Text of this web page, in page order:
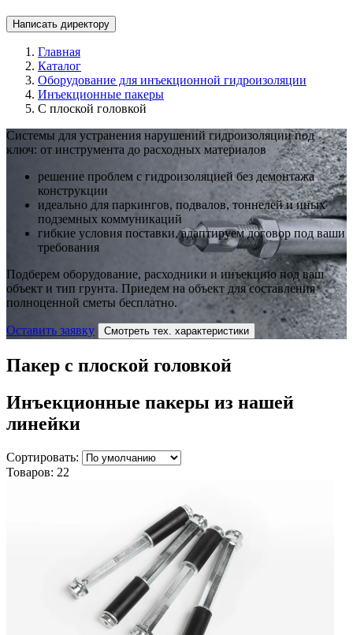
Написать директору
Главная
Каталог
Оборудование для инъекционной гидроизоляции
Инъекционные пакеры
С плоской головкой
Системы для устранения нарушений гидроизоляции под
ключ: от инструмента до расходных материалов
решение проблем с гидроизоляцией без демонтажа
конструкции
идеально для паркингов, подвалов, тоннелей и иных
подземных коммуникаций
гибкие условия поставки, адаптируем договор под ваши
требования
Подберем оборудование, расходники и инъекцию под ваш
объект и тип грунта. Приедем на объект для составления
полноценной сметы бесплатно.
Оставить заявку Смотреть тех. характеристики
Пакер с плоской головкой
Инъекционные пакеры из нашей
линейки
Сортировать:
Товаров: 22